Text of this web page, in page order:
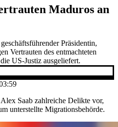
Maduros an
Präsidentin,
Vertrauten des entmachteten
US-Justiz ausgeliefert.
Saab zahlreiche Delikte vor,
unterstellte Migrationsbehörde.